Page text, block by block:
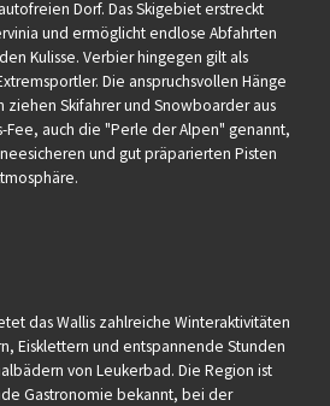
Dorf. Das Skigebiet erstreckt
und ermöglicht endlose Abfahrten
Kulisse. Verbier hingegen gilt als
Die anspruchsvollen Hänge
ziehen Skifahrer und Snowboarder aus
Fee, auch die "Perle der Alpen" genannt,
und gut präparierten Pisten
das Wallis zahlreiche Winteraktivitäten
Eisklettern und entspannende Stunden
von Leukerbad. Die Region ist
Gastronomie bekannt, bei der